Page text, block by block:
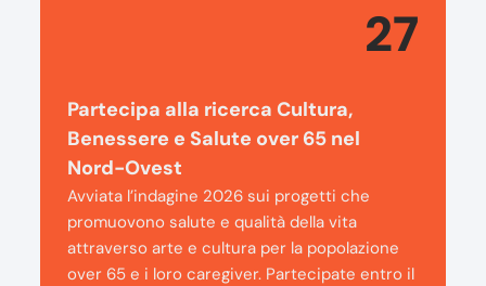
27
Partecipa alla ricerca Cultura,
Benessere e Salute over 65 nel
Nord-Ovest
Avviata l’indagine 2026 sui progetti che
promuovono salute e qualità della vita
attraverso arte e cultura per la popolazione
over 65 e i loro caregiver. Partecipate entro il